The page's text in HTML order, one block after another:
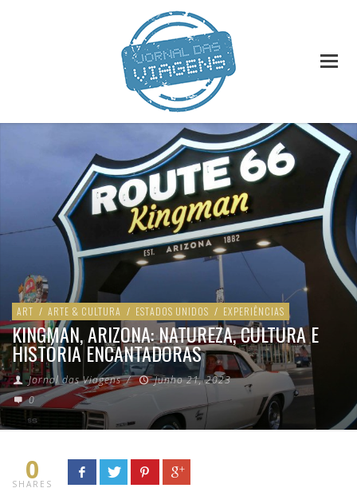
ART / ARTE & CULTURA / ESTADOS UNIDOS / EXPERIÊNCIAS
KINGMAN, ARIZONA: NATUREZA, CULTURA E
HISTÓRIA ENCANTADORAS
Jornal das Viagens /
Junho 21, 2023
0
0
SHARES